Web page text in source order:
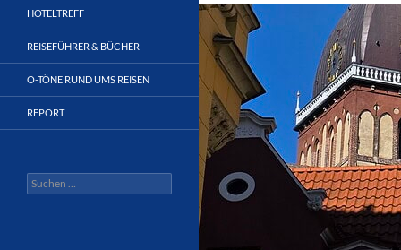
HOTELTREFF
REISEFÜHRER & BÜCHER
O-TÖNE RUND UMS REISEN
REPORT
Suchen
nach: